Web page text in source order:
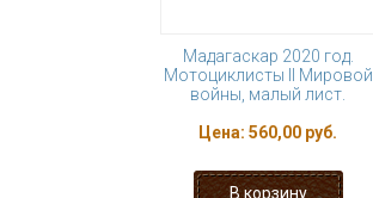
Мадагаскар 2020 год.
Мотоциклисты II Мировой
войны, малый лист.
Цена: 560,00 руб.